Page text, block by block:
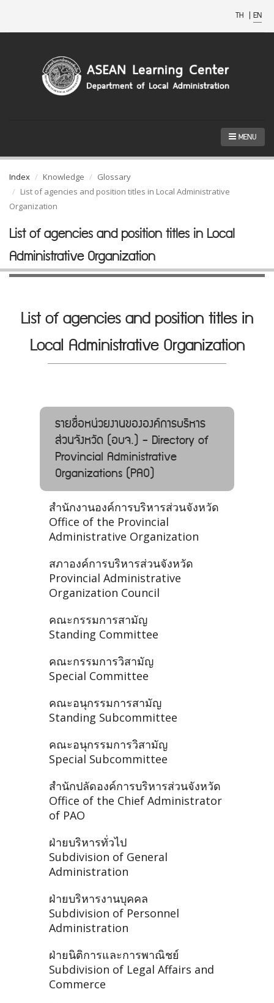
TH | EN
MENU
Index Knowledge
Glossary
List of agencies and position titles in Local Administrative
Organization
List of agencies and position titles in Local
Administrative Organization
List of agencies and position titles in
Local Administrative Organization
รายชื่อหน่วยงานขององค์การบริหาร
ส่วนจังหวัด (อบจ.) - Directory of
Provincial Administrative
Organizations (PAO)
สำนักงานองค์การบริหารส่วนจังหวัด
Office of the Provincial
Administrative Organization
สภาองค์การบริหารส่วนจังหวัด
Provincial Administrative
Organization Council
คณะกรรมการสามัญ
Standing Committee
คณะกรรมการวิสามัญ
Special Committee
คณะอนุกรรมการสามัญ
Standing Subcommittee
คณะอนุกรรมการวิสามัญ
Special Subcommittee
สำนักปลัดองค์การบริหารส่วนจังหวัด
Office of the Chief Administrator
of PAO
ฝ่ายบริหารทั่วไป
Subdivision of General
Administration
ฝ่ายบริหารงานบุคคล
Subdivision of Personnel
Administration
ฝ่ายนิติการและการพาณิชย์
Subdivision of Legal Affairs and
Commerce